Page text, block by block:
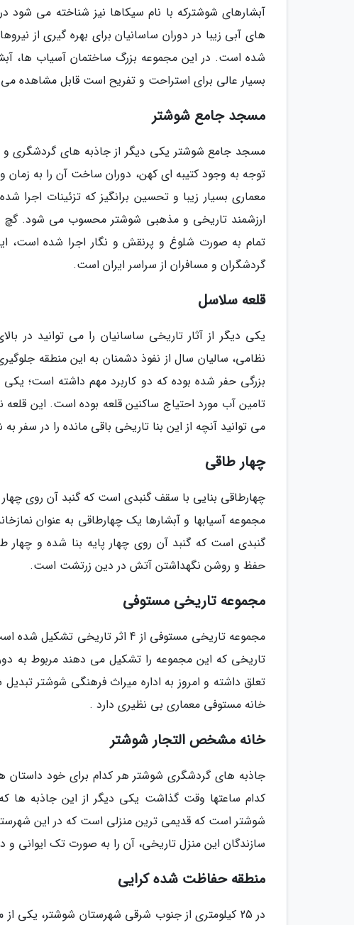
آبشارهای شوشترکه با نام سیکاها نیز شناخته می شود
های آبی زیبا در دوران ساسانیان برای بهره گیری از
شده است. در این مجموعه بزرگ ساختمان آسیاب ها،
بسیار عالی برای استراحت و تفریح است قابل مشاهده
مسجد جامع شوشتر
مسجد جامع شوشتر یکی دیگر از جاذبه های گردشگری
توجه به وجود کتیبه ای کهن، دوران ساخت آن را به
معماری بسیار زیبا و تحسین برانگیز که تزئینات
ارزشمند تاریخی و مذهبی شوشتر محسوب می شود. گچ
تمام به صورت شلوغ و پرنقش و نگار اجرا شده است،
گردشگران و مسافران از سراسر ایران است.
قلعه سلاسل
یکی دیگر از آثار تاریخی ساسانیان را می توانید در
نظامی، سالیان سال از نفوذ دشمنان به این منطقه
بزرگی حفر شده بوده که دو کاربرد مهم داشته است؛
تامین آب مورد احتیاج ساکنین قلعه بوده است. این قلعه
می توانید آنچه از این بنا تاریخی باقی مانده را در سفر به
چهار طاقی
چهارطاقی بنایی با سقف گنبدی است که گنبد آن روی
مجموعه آسیابها و آبشارها یک چهارطاقی به عنوان
گنبدی است که گنبد آن روی چهار پایه بنا شده و
حفظ و روشن نگهداشتن آتش در دین زرتشت است.
مجموعه تاریخی مستوفی
مجموعه تاریخی مستوفی از 4 اثر
تاریخی که این مجموعه را تشکیل می دهند مربوط به
تعلق داشته و امروز به اداره میراث فرهنگی شوشتر
خانه مستوفی معماری بی نظیری دارد .
خانه مشخص التجار شوشتر
جاذبه های گردشگری شوشتر هر کدام برای خود داستان
کدام ساعتها وقت گذاشت یکی دیگر از این جاذبه ها
شوشتر است که قدیمی ترین منزلی است که در این
سازندگان این منزل تاریخی، آن را به صورت تک ایوانی و
منطقه حفاظت شده کرایی
در 25 کیلومتری از جنوب شرقی شهرستان شوشتر،